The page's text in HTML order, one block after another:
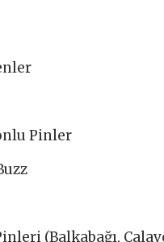
Pinler
(Balkabağı,